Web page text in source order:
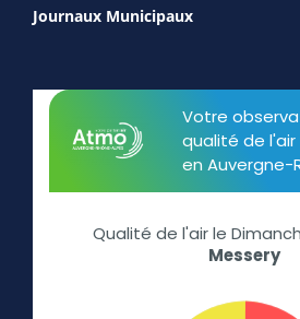
Journaux Municipaux